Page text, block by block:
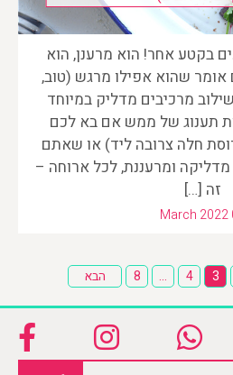
בקטע אחר! הוא מרענן, הוא
שהוא אפילו מרגש (טוב,
מרכיבים מדליק במיוחד
תענוג של ממש אם בא לכם
חלה צרובה ליד) או שאתם
ומרעננת, לכל ארוחה –
זה […]
March 2022
Posts
pagination
3
4
…
8 הבא